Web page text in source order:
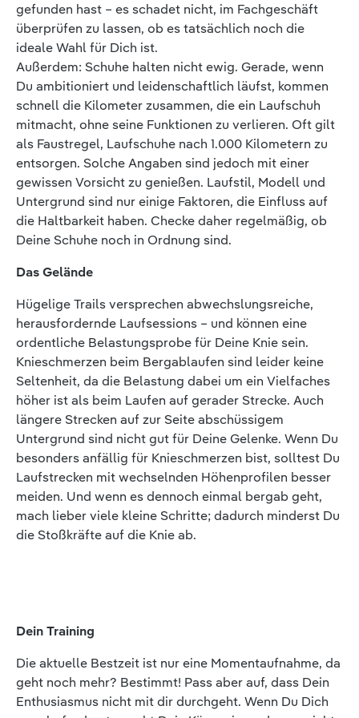
gefunden hast – es schadet nicht, im Fachgeschäft
überprüfen zu lassen, ob es tatsächlich noch die
ideale Wahl für Dich ist.
Außerdem: Schuhe halten nicht ewig. Gerade, wenn
Du ambitioniert und leidenschaftlich läufst, kommen
schnell die Kilometer zusammen, die ein Laufschuh
mitmacht, ohne seine Funktionen zu verlieren. Oft gilt
als Faustregel, Laufschuhe nach 1.000 Kilometern zu
entsorgen. Solche Angaben sind jedoch mit einer
gewissen Vorsicht zu genießen. Laufstil, Modell und
Untergrund sind nur einige Faktoren, die Einfluss auf
die Haltbarkeit haben. Checke daher regelmäßig, ob
Deine Schuhe noch in Ordnung sind.
Das Gelände
Hügelige Trails versprechen abwechslungsreiche,
herausfordernde Laufsessions – und können eine
ordentliche Belastungsprobe für Deine Knie sein.
Knieschmerzen beim Bergablaufen sind leider keine
Seltenheit, da die Belastung dabei um ein Vielfaches
höher ist als beim Laufen auf gerader Strecke. Auch
längere Strecken auf zur Seite abschüssigem
Untergrund sind nicht gut für Deine Gelenke. Wenn Du
besonders anfällig für Knieschmerzen bist, solltest Du
Laufstrecken mit wechselnden Höhenprofilen besser
meiden. Und wenn es dennoch einmal bergab geht,
mach lieber viele kleine Schritte; dadurch minderst Du
die Stoßkräfte auf die Knie ab.
Dein Training
Die aktuelle Bestzeit ist nur eine Momentaufnahme, da
geht noch mehr? Bestimmt! Pass aber auf, dass Dein
Enthusiasmus nicht mit dir durchgeht. Wenn Du Dich